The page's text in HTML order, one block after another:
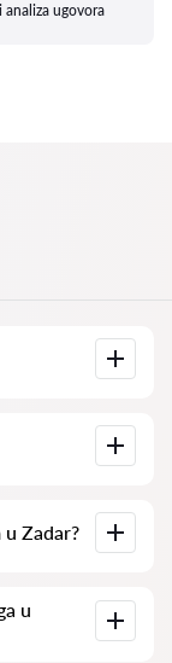
analiza ugovora
i adrese.
postoji
Zadar?
i
u